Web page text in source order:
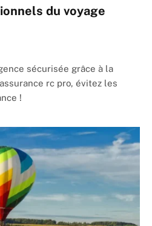
du voyage
sécurisée grâce à la
rc pro, évitez les
!